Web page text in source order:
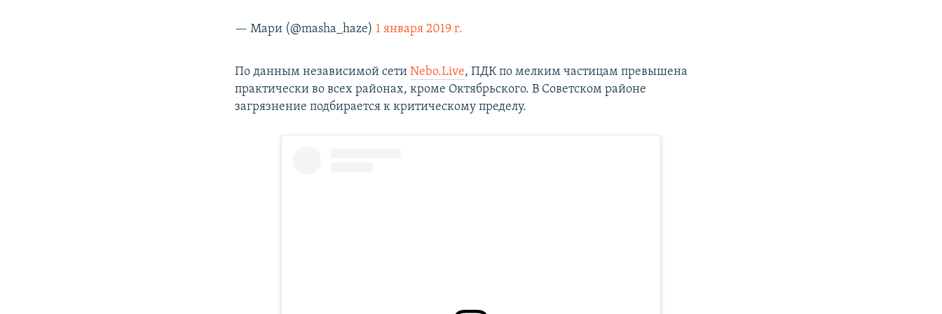
— Мари (@masha_haze) 1 января 2019 г.
По данным независимой сетиNebo.Live, ПДК по мелким частицам превышена
практически во всех районах, кроме Октябрьского. В Советском районе
загрязнение подбирается к критическому пределу.